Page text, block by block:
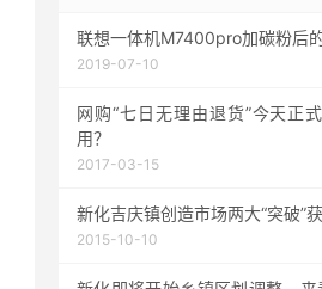
联想一体机M7400pro加碳粉后
2019-07-10
网购“七日无理由退货”今天正
用？
2017-03-15
新化吉庆镇创造市场两大“突破”
2015-10-10